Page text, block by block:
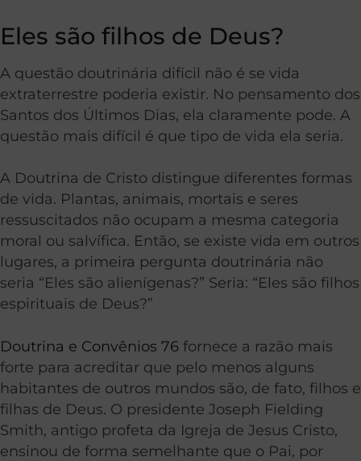
Eles são filhos de Deus?
A questão doutrinária difícil não é se vida
extraterrestre poderia existir. No pensamento dos
Santos dos Últimos Dias, ela claramente pode. A
questão mais difícil é que tipo de vida ela seria.
A Doutrina de Cristo distingue diferentes formas
de vida. Plantas, animais, mortais e seres
ressuscitados não ocupam a mesma categoria
moral ou salvífica. Então, se existe vida em outros
lugares, a primeira pergunta doutrinária não
seria “Eles são alienígenas?” Seria: “Eles são filhos
espirituais de Deus?”
Doutrina e Convênios 76 fornece a razão mais
forte para acreditar que pelo menos alguns
habitantes de outros mundos são, de fato, filhos e
filhas de Deus. O presidente Joseph Fielding
Smith, antigo profeta da Igreja de Jesus Cristo,
ensinou de forma semelhante que o Pai, por